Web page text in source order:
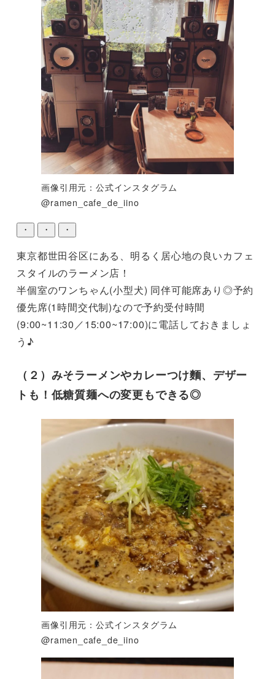
画像引用元：公式インスタグラム
@ramen_cafe_de_iino
・ ・ ・
東京都世田谷区にある、明るく居心地の良いカフェ
スタイルのラーメン店！
半個室のワンちゃん(小型犬) 同伴可能席あり◎予約
優先席(1時間交代制)なので予約受付時間
(9:00~11:30／15:00~17:00)に電話しておきましょ
う♪
（２）みそラーメンやカレーつけ麵、デザー
トも！低糖質麺への変更もできる◎
画像引用元：公式インスタグラム
@ramen_cafe_de_iino